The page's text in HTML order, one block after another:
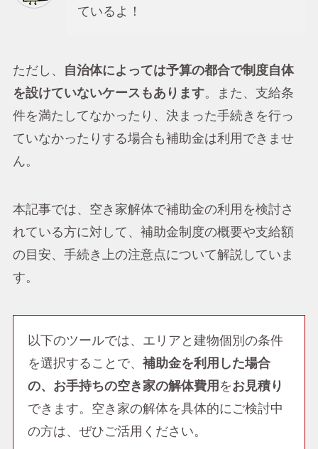
ているよ！
ただし、
自治体によっては予算の都合で制度自体
を設けていないケースもあります。また、支給条
件を満たしてなかったり、決まった手続きを行っ
ていなかったりする場合も補助金は利用できませ
ん。
本記事では、空き家解体で補助金の利用を検討さ
れている方に対して、補助金制度の概要や支給額
の目安、手続き上の注意点について解説していま
す。
以下のツールでは、エリアと建物個別の条件
を選択することで、 補助金を利用した場合
の、お手持ちの空き家の解体費用 をお見積り
できます。空き家の解体を具体的にご検討中
の方は、ぜひご活用ください。